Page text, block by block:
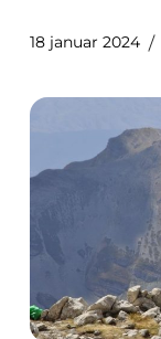
18 januar 2024